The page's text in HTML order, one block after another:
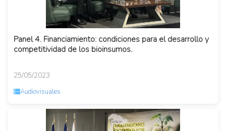
Panel 4. Financiamiento: condiciones para el desarrollo y
competitividad de los bioinsumos.
25/05/2023
Audiovisuales